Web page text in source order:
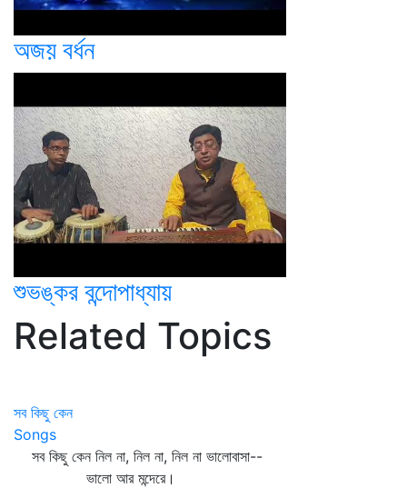
অজয় বর্ধন
শুভঙ্কর বন্দোপাধ্যায়
Related Topics
সব কিছু কেন
Songs
সব কিছু কেন নিল না, নিল না, নিল না ভালোবাসা--
ভালো আর মন্দেরে।